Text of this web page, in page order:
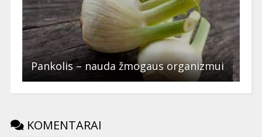
Pankolis – nauda žmogaus organizmui
KOMENTARAI